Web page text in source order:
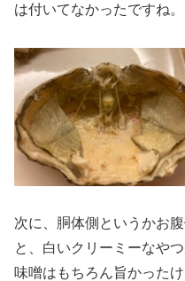
は付いてなかったですね。
次に、胴体側というかお
と、白いクリーミーなやつ
味噌はもちろん旨かった